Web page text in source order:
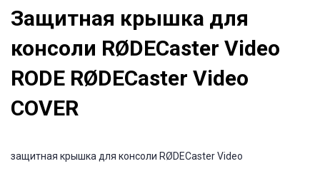
Защитная крышка для
консоли RØDECaster Video
RODE RØDECaster Video
COVER
защитная крышка для консоли RØDECaster Video